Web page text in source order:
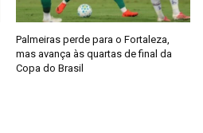
Palmeiras perde para o Fortaleza,
mas avança às quartas de final da
Copa do Brasil